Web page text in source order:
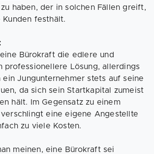
haben, der in solchen Fällen greift,
festhält.
Bürokraft die edlere und
professionellere Lösung, allerdings
Jungunternehmer stets auf seine
da sich sein Startkapital zumeist
hält. Im Gegensatz zu einem
eine eigene Angestellte
zu viele Kosten.
meinen, eine Bürokraft sei